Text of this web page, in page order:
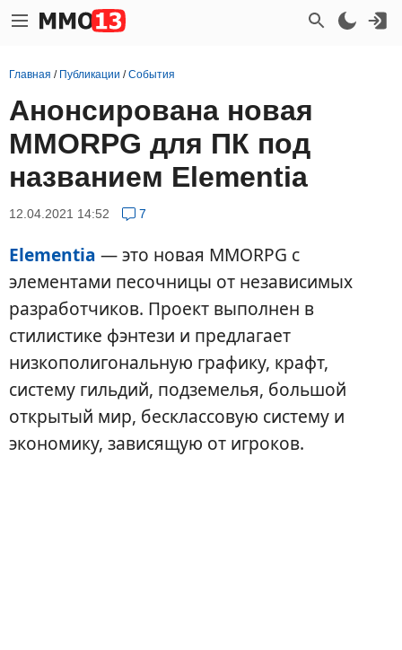
Главная / Публикации /События
Анонсирована новая
MMORPG для ПК под
названием Elementia
12.04.2021 14:52 7
Elementia — это новая MMORPG с
элементами песочницы от независимых
разработчиков. Проект выполнен в
стилистике фэнтези и предлагает
низкополигональную графику, крафт,
систему гильдий, подземелья, большой
открытый мир, бесклассовую систему и
экономику, зависящую от игроков.